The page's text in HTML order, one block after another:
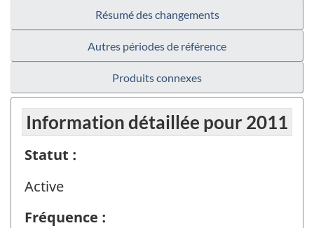
Résumé des changements
Autres périodes de référence
Produits connexes
Information détaillée pour 2011
Statut :
Active
Fréquence :